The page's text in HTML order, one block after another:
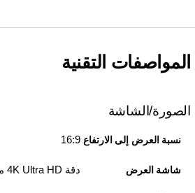
المواصفات التقنية
الصورة/الشاشة
نسبة العرض إلى الارتفاع 16:9
شاشة العرض دقة 4K Ultra HD مع إضاءة LED